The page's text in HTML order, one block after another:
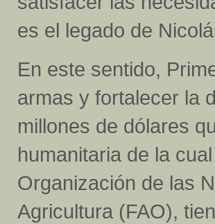
es el legado de
En este sentido,
armas y fortalecer la
millones de dólares
humanitaria de la
Organización de las
Agricultura (FAO),